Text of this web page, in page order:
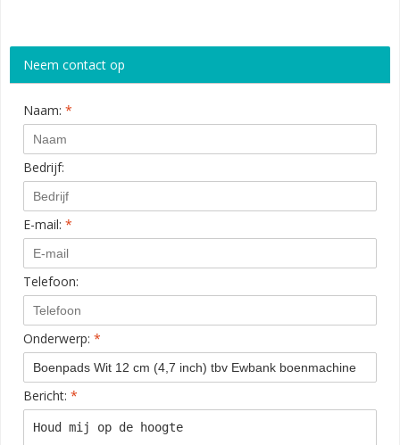
Neem contact op
Naam: *
Bedrijf:
E-mail: *
Telefoon:
Onderwerp: *
Bericht: *